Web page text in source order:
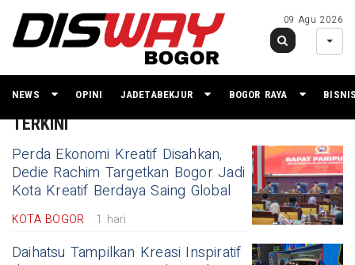
09 Agu 2026
NEWS OPINI JADETABEKJUR BOGOR RAYA
TERKINI
Perda Ekonomi Kreatif Disahkan,
Dedie Rachim Targetkan Bogor Jadi
Kota Kreatif Berdaya Saing Global
KOTA BOGOR 1 hari
Daihatsu Tampilkan Kreasi Inspiratif